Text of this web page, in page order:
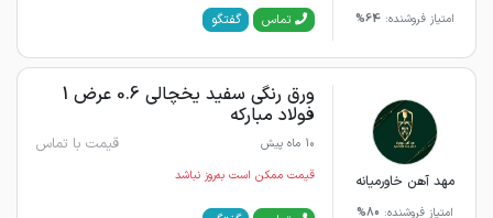
امتیاز فروشنده:64% تماس گفتگو
مهد آهن خاورمیانه
امتیاز فروشنده: 80%
ورق رنگی سفید یخچالی 0.6 عرض 1
فولاد مبارکه
10 ماه پیش قیمت با تماس
قیمت ممکن است به‌روز نباشد